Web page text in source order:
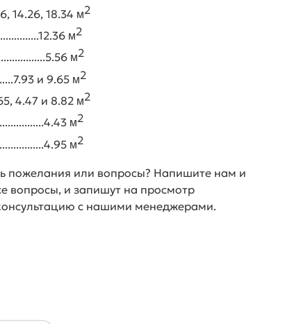
14.26, 18.34 м2
м2
м2
и 9.65 м2
4.47 и 8.82 м2
м2
м2
пожелания или вопросы? Напишите нам и
вопросы, и запишут на просмотр
с нашими менеджерами.